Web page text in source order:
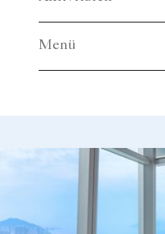
Menü